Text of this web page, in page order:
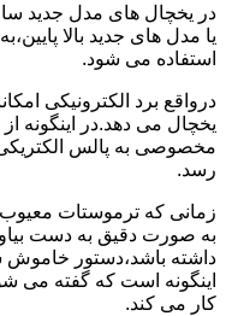
در یخچال های مدل جدید
یا مدل های جدید بالا
استفاده می شود.
درواقع برد الکترونیکی
یخچال می دهد.در اینگونه
مخصوصی به پالس
رسد.
زمانی که ترموستات معیوب
به صورت دقیق به دست
داشته باشد،دستور خاموش
اینگونه است که گفته
کار می کند.